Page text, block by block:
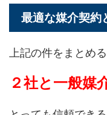
最適な媒介契約
上記の件をまとめ
２社と一般媒